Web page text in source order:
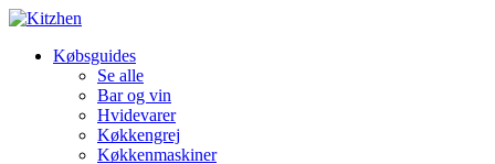
Købsguides
Se alle
Bar og vin
Hvidevarer
Køkkengrej
Køkkenmaskiner